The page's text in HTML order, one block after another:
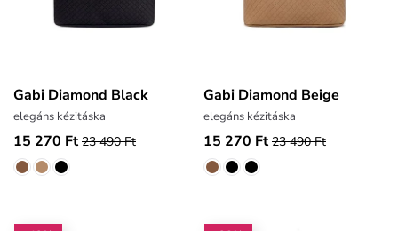
Gabi Diamond Black
elegáns kézitáska
15 270 Ft 23 490 Ft
Gabi Diamond Beige
elegáns kézitáska
15 270 Ft 23 490 Ft